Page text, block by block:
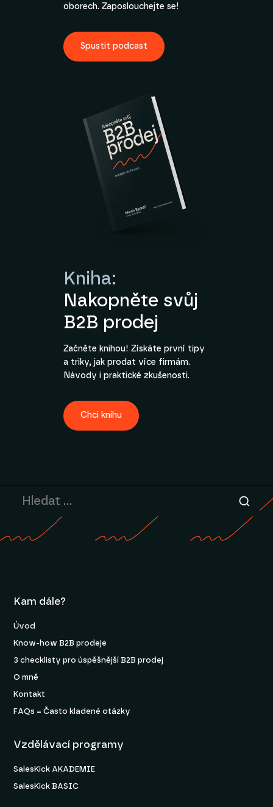
oborech. Zaposlouchejte se!
Spustit podcast
Kniha:
Nakopněte svůj
B2B prodej
Začněte knihou! Získáte první tipy
a triky, jak prodat více firmám.
Návody i praktické zkušenosti.
Chci knihu
Kam dále?
Úvod
Know-how B2B prodeje
3 checklisty pro úspěšnější B2B prodej
O mně
Kontakt
FAQs = Často kladené otázky
Vzdělávací programy
SalesKick AKADEMIE
SalesKick BASIC